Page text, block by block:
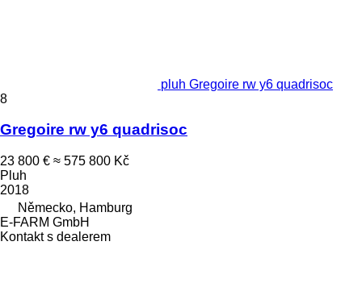
pluh Gregoire rw y6 quadrisoc
8
Gregoire rw y6 quadrisoc
23 800 € ≈ 575 800 Kč
Pluh
2018
Německo, Hamburg
E-FARM GmbH
Kontakt s dealerem